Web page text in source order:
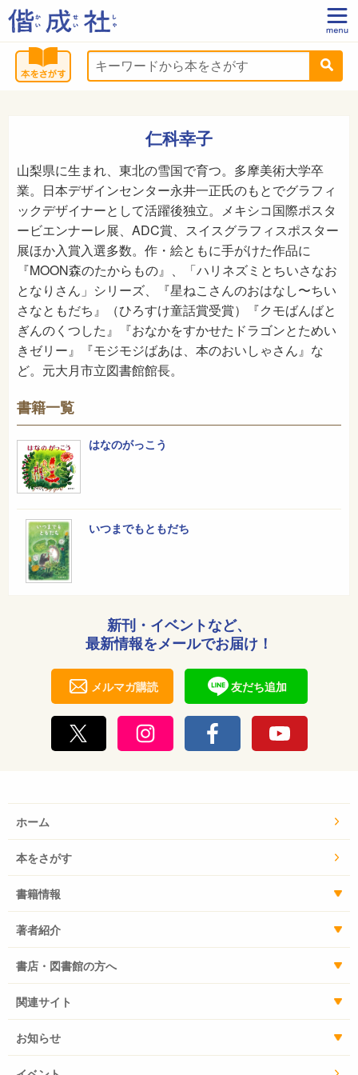
仁科幸子
山梨県に生まれ、東北の雪国で育つ。多摩美術大学卒
業。日本デザインセンター永井一正氏のもとでグラフィ
ックデザイナーとして活躍後独立。メキシコ国際ポスタ
ービエンナーレ展、ADC賞、スイスグラフィスポスター
展ほか入賞入選多数。作・絵ともに手がけた作品に
『MOON森のたからもの』、「ハリネズミとちいさなお
となりさん」シリーズ、『星ねこさんのおはなし〜ちい
さなともだち』（ひろすけ童話賞受賞）『クモばんばと
ぎんのくつした』『おなかをすかせたドラゴンとためい
きゼリー』『モジモジばあは、本のおいしゃさん』な
ど。元大月市立図書館館長。
書籍一覧
はなのがっこう
いつまでもともだち
新刊・イベントなど、
最新情報をメールでお届け！
メルマガ購読 友だち追加
ホーム
本をさがす
書籍情報
著者紹介
書店・図書館の方へ
関連サイト
お知らせ